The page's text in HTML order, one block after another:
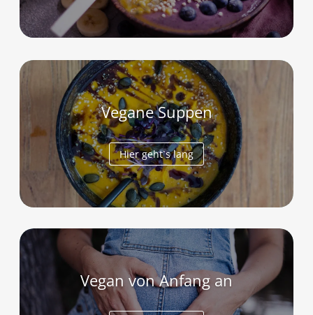
Vegane Suppen
Hier geht`s lang
Vegan von Anfang an